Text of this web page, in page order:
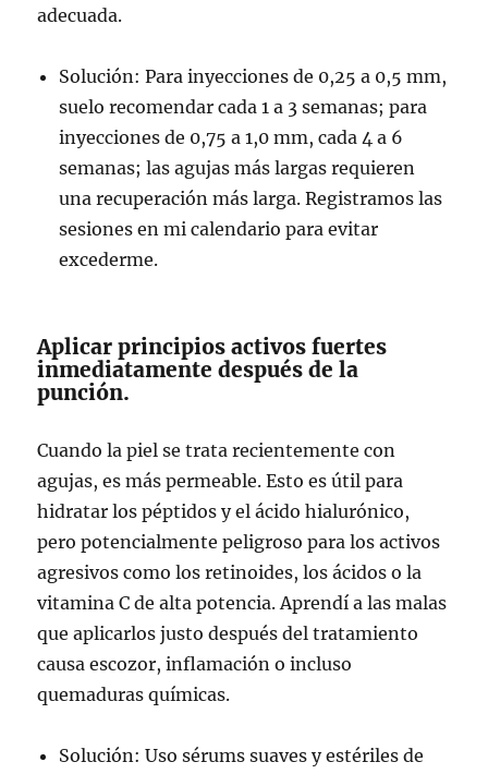
adecuada.
Solución: Para inyecciones de 0,25 a 0,5 mm,
suelo recomendar cada 1 a 3 semanas; para
inyecciones de 0,75 a 1,0 mm, cada 4 a 6
semanas; las agujas más largas requieren
una recuperación más larga. Registramos las
sesiones en mi calendario para evitar
excederme.
Aplicar principios activos fuertes
inmediatamente después de la
punción.
Cuando la piel se trata recientemente con
agujas, es más permeable. Esto es útil para
hidratar los péptidos y el ácido hialurónico,
pero potencialmente peligroso para los activos
agresivos como los retinoides, los ácidos o la
vitamina C de alta potencia. Aprendí a las malas
que aplicarlos justo después del tratamiento
causa escozor, inflamación o incluso
quemaduras químicas.
Solución: Uso sérums suaves y estériles de